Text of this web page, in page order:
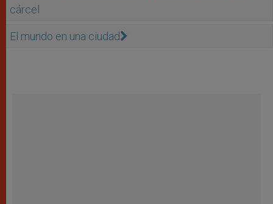
cárcel
El mundo en una ciudad